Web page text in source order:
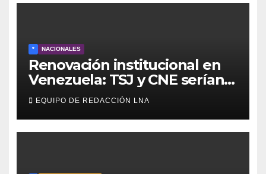
* NACIONALES
Renovación institucional en
Venezuela: TSJ y CNE serían
designados a finales de 2026
EQUIPO DE REDACCIÓN LNA